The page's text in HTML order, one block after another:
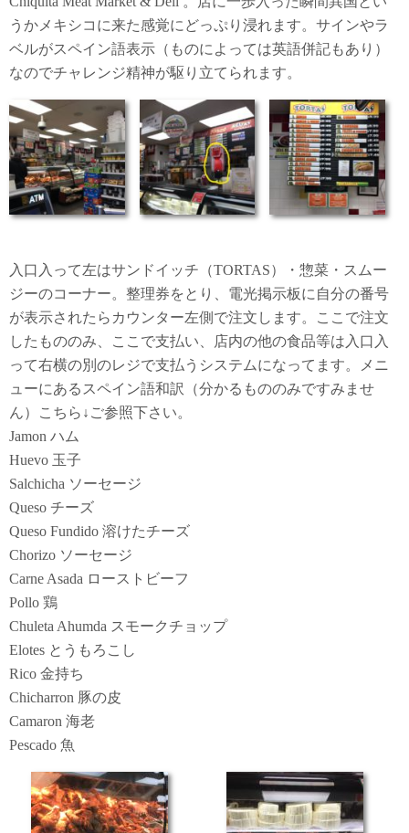
うかメキシコに来た感覚にどっぷり浸れます。サインやラ
ベルがスペイン語表示（ものによっては英語併記もあり）
なのでチャレンジ精神が駆り立てられます。
入口入って左はサンドイッチ（TORTAS）・惣菜・スムー
ジーのコーナー。整理券をとり、電光掲示板に自分の番号
が表示されたらカウンター左側で注文します。ここで注文
したもののみ、ここで支払い、店内の他の食品等は入口入
って右横の別のレジで支払うシステムになってます。メニ
ューにあるスペイン語和訳（分かるもののみですみませ
ん）こちら↓ご参照下さい。
Jamon ハム
Huevo 玉子
Salchicha ソーセージ
Queso チーズ
Queso Fundido 溶けたチーズ
Chorizo ソーセージ
Carne Asada ローストビーフ
Pollo 鶏
Chuleta Ahumda スモークチョップ
Elotes とうもろこし
Rico 金持ち
Chicharron 豚の皮
Camaron 海老
Pescado 魚